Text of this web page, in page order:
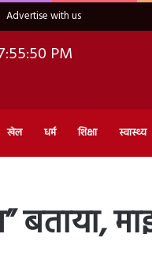
Advertise with us
PM
खेल धर्म शिक्षा स्वास्थ्य
बताया,